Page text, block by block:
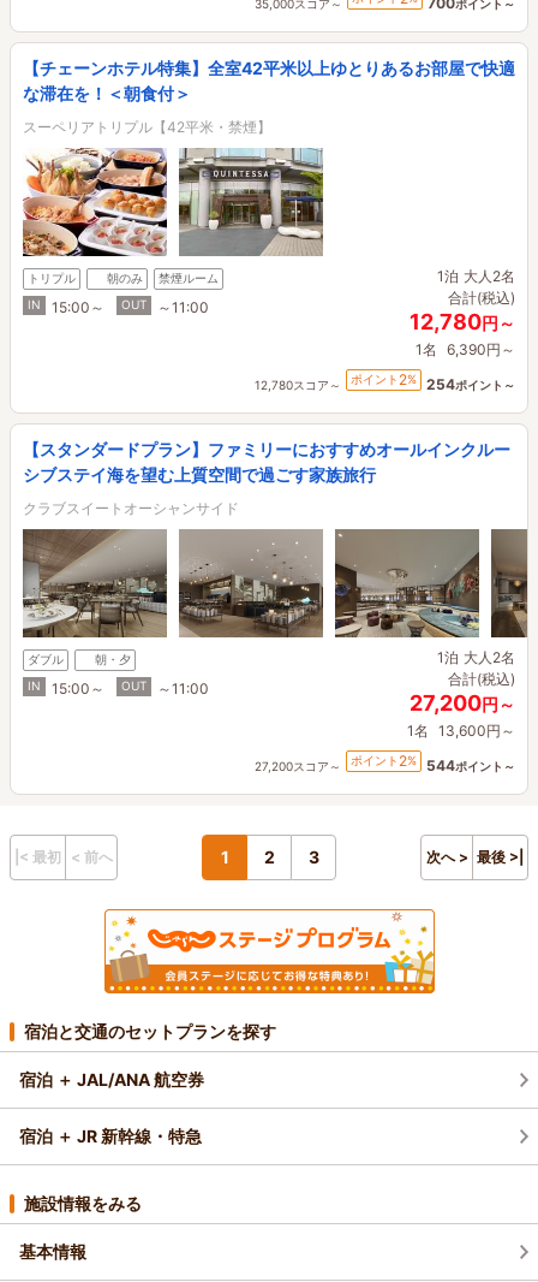
35,000スコア～ ポイント～
【チェーンホテル特集】全室42平米以上ゆとりあるお部屋で快適
な滞在を！＜朝食付＞
スーペリアトリプル【42平米・禁煙】
トリプル 朝のみ
禁煙ルーム
IN
15:00～ OUT ～11:00
1泊 大人2名
合計(税込)
12,780円～
1名 6,390円～
12,780スコア～ ポイント 2% 254ポイント～
【スタンダードプラン】ファミリーにおすすめオールインクルー
シブステイ海を望む上質空間で過ごす家族旅行
クラブスイートオーシャンサイド
ダブル
朝・夕
IN
15:00～ OUT ～11:00
1泊 大人2名
合計(税込)
27,200円～
1名 13,600円～
27,200スコア～ ポイント 2% 544ポイント～
|< 最初 < 前へ 1 2 3 次へ > 最後 >|
宿泊と交通のセットプランを探す
宿泊 ＋ JAL/ANA 航空券
宿泊 ＋ JR 新幹線・特急
施設情報をみる
基本情報